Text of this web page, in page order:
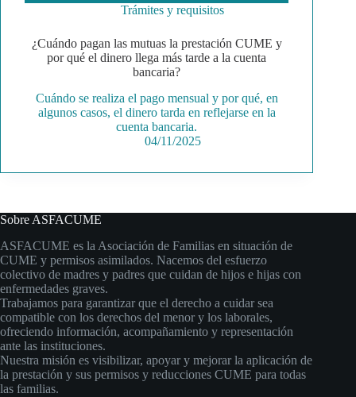
Trámites y requisitos
¿Cuándo pagan las mutuas la prestación CUME y
por qué el dinero llega más tarde a la cuenta
bancaria?
Cuándo se realiza el pago mensual y por qué, en
algunos casos, el dinero tarda en reflejarse en la
cuenta bancaria.
04/11/2025
Sobre ASFACUME
ASFACUME es la Asociación de Familias en situación de
CUME y permisos asimilados. Nacemos del esfuerzo
colectivo de madres y padres que cuidan de hijos e hijas con
enfermedades graves.
Trabajamos para garantizar que el derecho a cuidar sea
compatible con los derechos del menor y los laborales,
ofreciendo información, acompañamiento y representación
ante las instituciones.
Nuestra misión es visibilizar, apoyar y mejorar la aplicación de
la prestación y sus permisos y reducciones CUME para todas
las familias.